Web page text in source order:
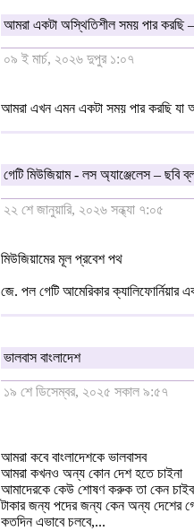
আমরা একটা অস্থিতিশীল সময় পার করছি
০৯ ই মার্চ, ২০২৬ দুপুর ১:০৭
আমরা এখন এমন একটা সময় পার করছি যা
গেটি মিউজিয়াম - লস অ্যাঞ্জেলেস – ছবি
২২ শে জানুয়ারি, ২০২৬ সন্ধ্যা ৭:০৫
মিউজিয়ামের মূল প্রবেশ পথ
জে. পল গেটি আমেরিকার ক্যালিফোর্নিয়ার
ভালবাস বাংলাদেশ
১৯ শে ডিসেম্বর, ২০২৫ সকাল ৯:৫৭
আমরা কবে বাংলাদেশকে ভালবাসব
আমরা কখনও অন্য কোন দেশ হতে চাইনা
আমাদেরকে কেউ শোষণ করুক তা কেন চাইব
টাকার জন্য পদের জন্য কেন অন্য দেশের
কতদিন এভাবে চলবে,...